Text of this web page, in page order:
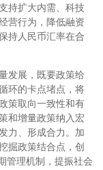
持扩大内需、科技
营行为，降低融资
持人民币汇率在合
发展，既要政策给
环的卡点堵点，将
策取向一致性和有
和增量政策纳入宏
力、形成合力。加
掘政策结合点，创
管理机制，提振社会